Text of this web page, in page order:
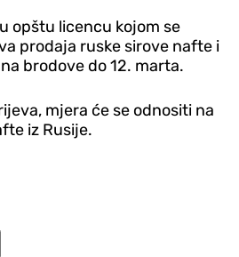
opštu licencu kojom se
prodaja ruske sirove nafte i
brodove do 12. marta.
mjera će se odnositi na
iz Rusije.